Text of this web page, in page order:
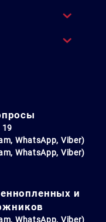
19
WhatsApp, Viber)
WhatsApp, Viber)
и
WhatsApp, Viber)